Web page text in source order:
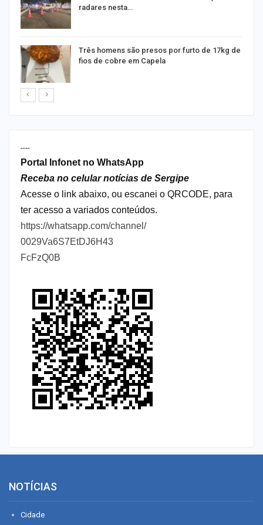
radares nesta…
Três homens são presos por furto de 17kg de
fios de cobre em Capela
----
Portal Infonet no WhatsApp
Receba no celular notícias de Sergipe
Acesse o link abaixo, ou escanei o QRCODE, para
ter acesso a variados conteúdos.
https://whatsapp.com/channel/
0029Va6S7EtDJ6H43
FcFzQ0B
NOTÍCIAS
Cidade